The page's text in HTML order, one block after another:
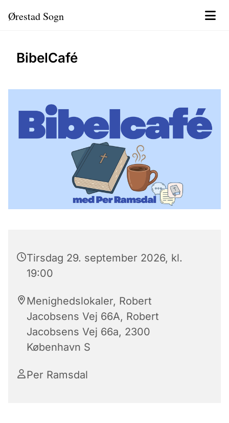
Ørestad Sogn
BibelCafé
Tirsdag 29. september 2026, kl.
19:00
Menighedslokaler, Robert
Jacobsens Vej 66A, Robert
Jacobsens Vej 66a, 2300
København S
Per Ramsdal